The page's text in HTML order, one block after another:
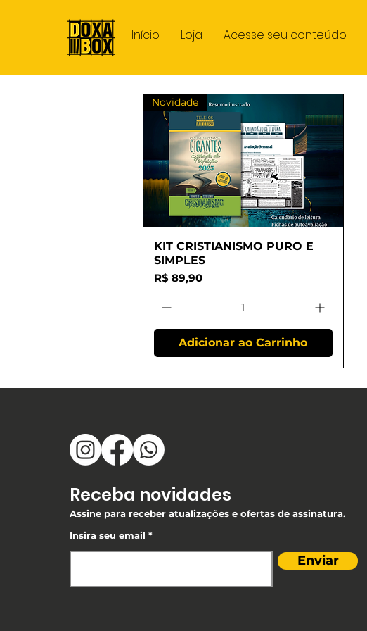
Início Loja Acesse seu conteúdo
Visualização rápida
Novidade
KIT CRISTIANISMO PURO E
SIMPLES
Preço
R$ 89,90
Adicionar ao Carrinho
Receba novidades
Assine para receber atualizações e ofertas de assinatura.
Insira seu email
Enviar